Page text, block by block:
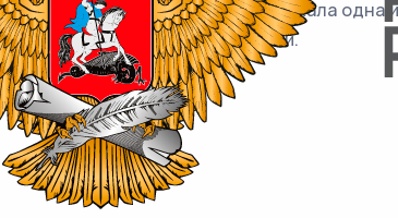
и 5 зелёных. По вызову выехала одна
к нему приедет жёлтое такси.